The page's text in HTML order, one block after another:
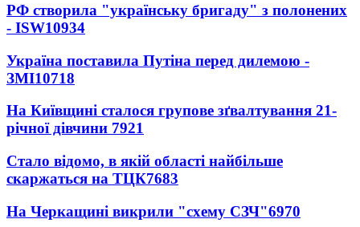
РФ створила "українську бригаду" з полонених
- ISW10934
Україна поставила Путіна перед дилемою -
ЗМІ10718
На Київщині сталося групове зґвалтування 21-
річної дівчини 7921
Стало відомо, в якій області найбільше
скаржаться на ТЦК7683
На Черкащині викрили "схему СЗЧ"6970